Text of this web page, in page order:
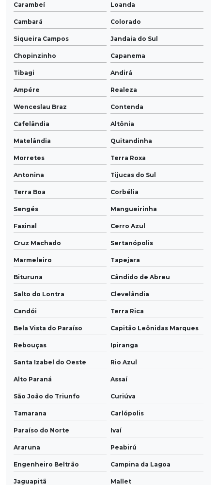
Carambeí Loanda
Cambará Colorado
Siqueira Campos Jandaia do Sul
Chopinzinho Capanema
Tibagi Andirá
Ampére Realeza
Wenceslau Braz Contenda
Cafelândia Altônia
Matelândia Quitandinha
Morretes Terra Roxa
Antonina Tijucas do Sul
Terra Boa Corbélia
Sengés Mangueirinha
Faxinal Cerro Azul
Cruz Machado Sertanópolis
Marmeleiro Tapejara
Bituruna Cândido de Abreu
Salto do Lontra Clevelândia
Candói Terra Rica
Bela Vista do Paraíso Capitão Leônidas Marques
Rebouças Ipiranga
Santa Izabel do Oeste Rio Azul
Alto Paraná Assaí
São João do Triunfo Curiúva
Tamarana Carlópolis
Paraíso do Norte Ivaí
Araruna Peabirú
Engenheiro Beltrão Campina da Lagoa
Jaguapitã Mallet